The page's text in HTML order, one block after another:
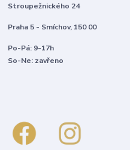
Stroupežnického 24
Praha 5 - Smíchov, 150 00
Po-Pá: 9-17h
So-Ne: zavřeno